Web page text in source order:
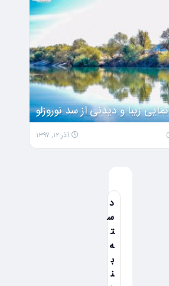
نمایی زیبا و دیدنی از سد نوروزلو
آذر ۱۲, ۱۳۹۷
د
س
ت
ه
ب
ن